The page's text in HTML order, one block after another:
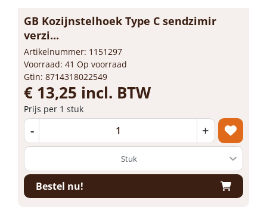
GB Kozijnstelhoek Type C sendzimir
verzi...
Artikelnummer: 1151297
Voorraad: 41 Op voorraad
Gtin: 8714318022549
€ 13,25 incl. BTW
Prijs per 1 stuk
- +
Bestel nu!